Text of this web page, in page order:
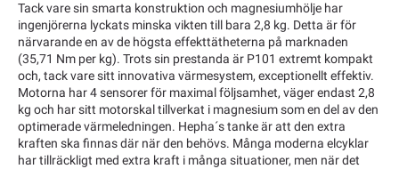
Tack vare sin smarta konstruktion och magnesiumhölje har
ingenjörerna lyckats minska vikten till bara 2,8 kg. Detta är för
närvarande en av de högsta effekttätheterna på marknaden
(35,71 Nm per kg). Trots sin prestanda är P101 extremt kompakt
och, tack vare sitt innovativa värmesystem, exceptionellt effektiv.
Motorna har 4 sensorer för maximal följsamhet, väger endast 2,8
kg och har sitt motorskal tillverkat i magnesium som en del av den
optimerade värmeledningen. Hepha´s tanke är att den extra
kraften ska finnas där när den behövs. Många moderna elcyklar
har tillräckligt med extra kraft i många situationer, men när det